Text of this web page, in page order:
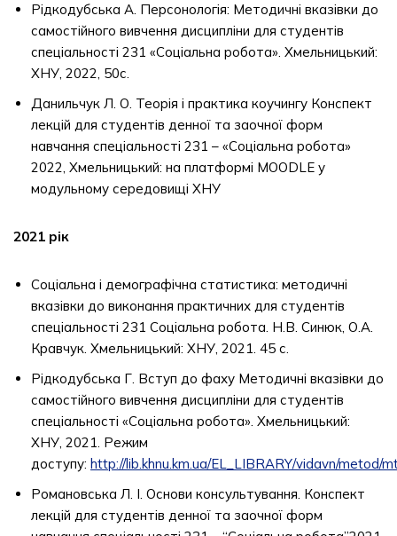
Рідкодубська А. Персонологія: Методичні вказівки до
самостійного вивчення дисципліни для студентів
спеціальності 231 «Соціальна робота». Хмельницький:
ХНУ, 2022, 50с.
Данильчук Л. О. Теорія і практика коучингу Конспект
лекцій для студентів денної та заочної форм
навчання спеціальності 231 – «Соціальна робота»
2022, Хмельницький: на платформі MOODLE у
модульному середовищі ХНУ
2021 рік
Соціальна і демографічна статистика: методичні
вказівки до виконання практичних для студентів
спеціальності 231 Соціальна робота. Н.В. Синюк, О.А.
Кравчук. Хмельницький: ХНУ, 2021. 45 с.
Рідкодубська Г. Вступ до фаху Методичні вказівки до
самостійного вивчення дисципліни для студентів
спеціальності «Соціальна робота». Хмельницький:
ХНУ, 2021. Режим
доступу: http://lib.khnu.km.ua/EL_LIBRARY/vidavn/metod/
Романовська Л. І. Основи консультування. Конспект
лекцій для студентів денної та заочної форм